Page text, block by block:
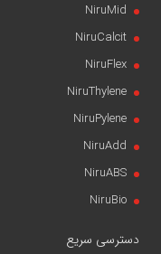
NiruMid
NiruCalcit
NiruFlex
NiruThylene
NiruPylene
NiruAdd
NiruABS
NiruBio
دسترسی سریع